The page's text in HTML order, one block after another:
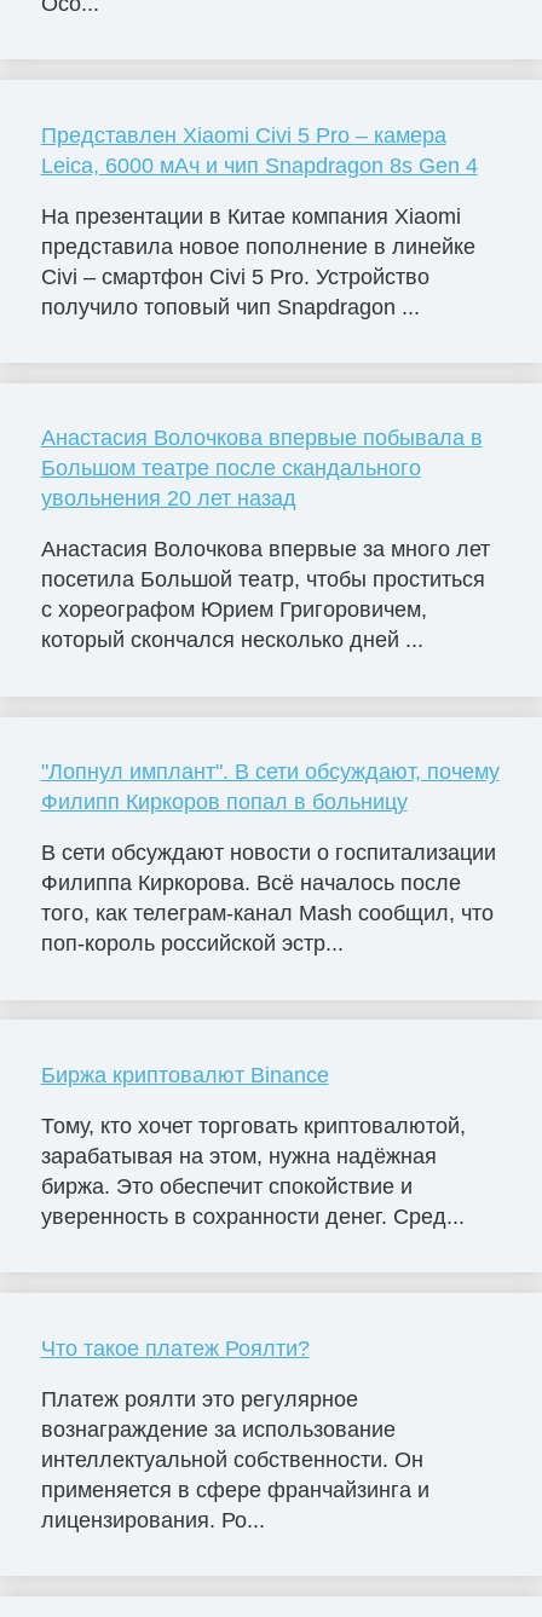
Представлен Xiaomi Civi 5 Pro – камера
Leica, 6000 мАч и чип Snapdragon 8s Gen 4
На презентации в Китае компания Xiaomi
представила новое пополнение в линейке
Civi – смартфон Civi 5 Pro. Устройство
получило топовый чип Snapdragon ...
Анастасия Волочкова впервые побывала в
Большом театре после скандального
увольнения 20 лет назад
Анастасия Волочкова впервые за много лет
посетила Большой театр, чтобы проститься
с хореографом Юрием Григоровичем,
который скончался несколько дней ...
"Лопнул имплант". В сети обсуждают, почему
Филипп Киркоров попал в больницу
В сети обсуждают новости о госпитализации
Филиппа Киркорова. Всё началось после
того, как телеграм-канал Mash сообщил, что
поп-король российской эстр...
Биржа криптовалют Binance
Тому, кто хочет торговать криптовалютой,
зарабатывая на этом, нужна надёжная
биржа. Это обеспечит спокойствие и
уверенность в сохранности денег. Сред...
Что такое платеж Роялти?
Платеж роялти это регулярное
вознаграждение за использование
интеллектуальной собственности. Он
применяется в сфере франчайзинга и
лицензирования. Ро...